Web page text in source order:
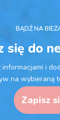
BĄDŹ NA
się do
informacjami i
na wybieraną
Zapisz